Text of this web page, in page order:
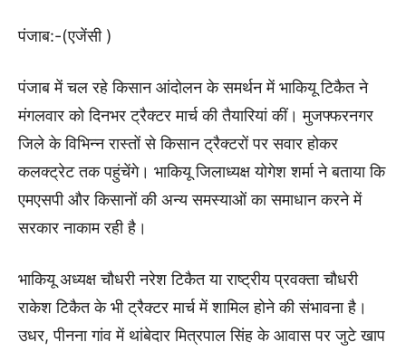
पंजाब:-(एजेंसी )
पंजाब में चल रहे किसान आंदोलन के समर्थन में भाकियू टिकैत ने
मंगलवार को दिनभर ट्रैक्टर मार्च की तैयारियां कीं। मुजफ्फरनगर
जिले के विभिन्न रास्तों से किसान ट्रैक्टरों पर सवार होकर
कलक्ट्रेट तक पहुंचेंगे। भाकियू जिलाध्यक्ष योगेश शर्मा ने बताया कि
एमएसपी और किसानों की अन्य समस्याओं का समाधान करने में
सरकार नाकाम रही है।
भाकियू अध्यक्ष चौधरी नरेश टिकैत या राष्ट्रीय प्रवक्ता चौधरी
राकेश टिकैत के भी ट्रैक्टर मार्च में शामिल होने की संभावना है।
उधर, पीनना गांव में थांबेदार मित्रपाल सिंह के आवास पर जुटे खाप